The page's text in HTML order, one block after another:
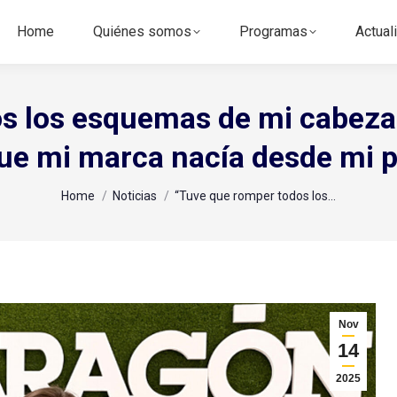
Home Quiénes somos Programas
los esquemas de mi
mi marca nacía desde mi
You are here:
Home Noticias “Tuve que romper todos los…
Nov
14
2025